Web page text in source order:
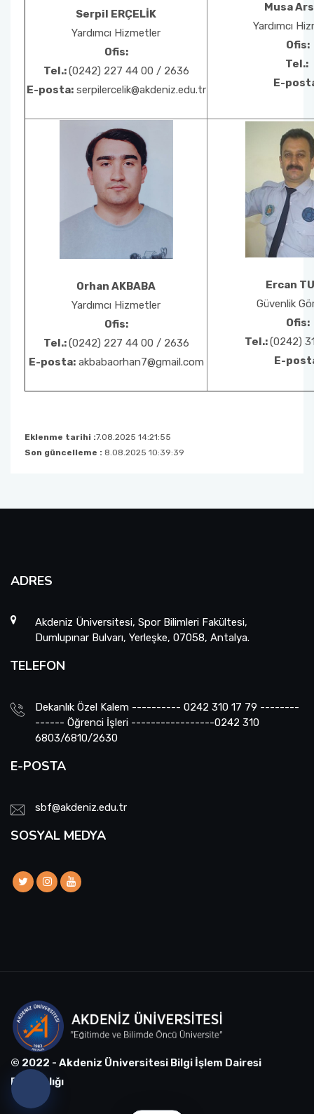
Serpil ERÇELİK
Yardımcı Hizmetler
Ofis:
Tel.:(0242) 227 44 00 / 2636
E-posta:serpilercelik@akdeniz.edu.tr
Musa
Yardımcı
Ofis:
Tel.:
E-
Orhan AKBABA
Yardımcı Hizmetler
Ofis:
Tel.:(0242) 227 44 00 / 2636
E-posta:akbabaorhan7@gmail.com
Ercan
Güvenlik
Ofis:
Tel.:(0242)
E-
Eklenme tarihi :7.08.2025 14:21:55
Son güncelleme : 8.08.2025 10:39:39
ADRES
Akdeniz Üniversitesi, Spor Bilimleri Fakültesi,
Dumlupınar Bulvarı, Yerleşke, 07058, Antalya.
TELEFON
Dekanlık Özel Kalem ---------- 0242 310 17 79 --------
------ Öğrenci İşleri -----------------0242 310
6803/6810/2630
E-POSTA
sbf@akdeniz.edu.tr
SOSYAL MEDYA
© 2022 - Akdeniz Üniversitesi Bilgi İşlem Dairesi
Başkanlığı